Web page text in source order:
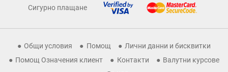
Сигурно плащане
Общи условия Помощ
Лични данни и бисквитки
Помощ Означения клиент
Контакти
Валутни курсове